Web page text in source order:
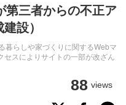
第三者からの不正ア
設）
暮らしや家づくりに関するWebマ
セスによりサイトの一部が改ざん
88 views